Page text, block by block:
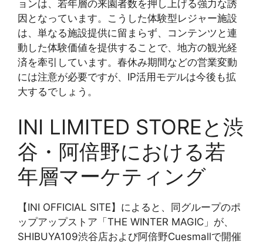
ョンは、若年層の来園者数を押し上げる強力な誘
因となっています。こうした体験型レジャー施設
は、単なる施設提供に留まらず、コンテンツと連
動した体験価値を提供することで、地方の観光経
済を牽引しています。春休み期間などの営業変動
には注意が必要ですが、IP活用モデルは今後も拡
大するでしょう。
INI LIMITED STOREと渋
谷・阿倍野における若
年層マーケティング
【INI OFFICIAL SITE】によると、同グループのポ
ップアップストア「THE WINTER MAGIC」が、
SHIBUYA109渋谷店および阿倍野Cuesmallで開催